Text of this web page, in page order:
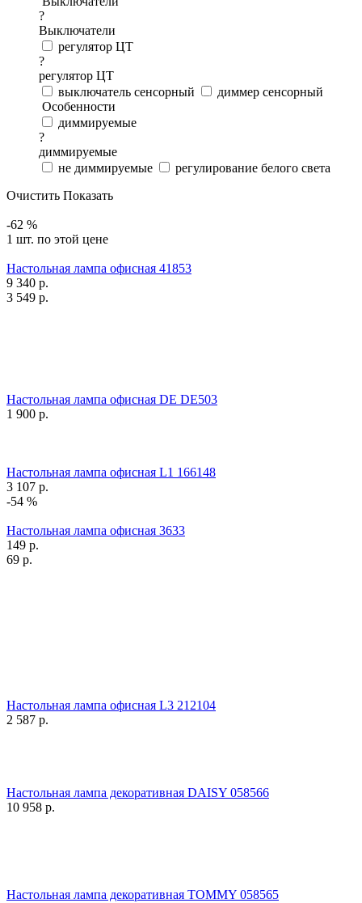
?
Выключатели
регулятор ЦТ
?
регулятор ЦТ
выключатель сенсорный
диммер сенсорный
Особенности
диммируемые
?
диммируемые
не диммируемые
регулирование белого света
Очистить Показать
-62 %
1 шт. по этой цене
Настольная лампа офисная 41853
9 340 р.
3 549 р.
Настольная лампа офисная DE DE503
1 900 р.
Настольная лампа офисная L1 166148
3 107 р.
-54 %
Настольная лампа офисная 3633
149 р.
69 р.
Настольная лампа офисная L3 212104
2 587 р.
Настольная лампа декоративная DAISY 058566
10 958 р.
Настольная лампа декоративная TOMMY 058565